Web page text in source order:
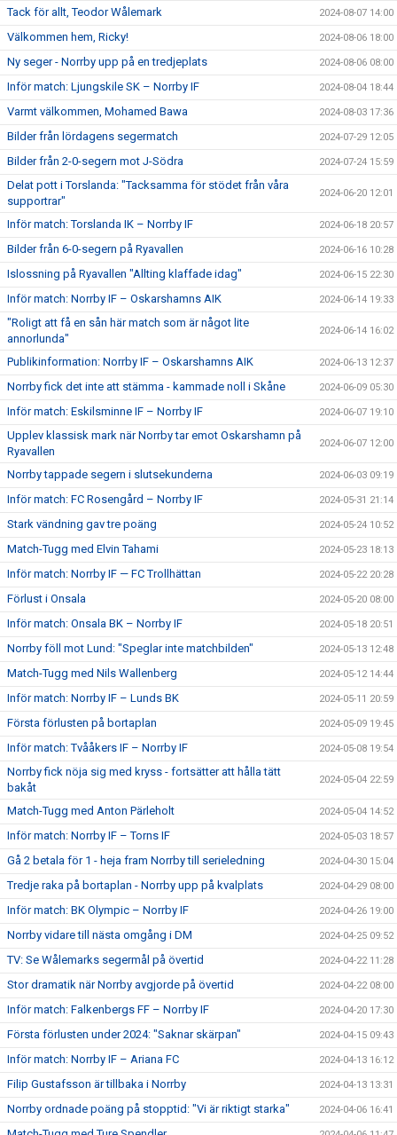
Tack för allt, Teodor Wålemark 2024-08-07 14:00
Välkommen hem, Ricky! 2024-08-06 18:00
Ny seger - Norrby upp på en tredjeplats 2024-08-06 08:00
Inför match: Ljungskile SK – Norrby IF 2024-08-04 18:44
Varmt välkommen, Mohamed Bawa 2024-08-03 17:36
Bilder från lördagens segermatch 2024-07-29 12:05
Bilder från 2-0-segern mot J-Södra 2024-07-24 15:59
Delat pott i Torslanda: "Tacksamma för stödet från våra
supportrar"
2024-06-20 12:01
Inför match: Torslanda IK – Norrby IF 2024-06-18 20:57
Bilder från 6-0-segern på Ryavallen 2024-06-16 10:28
Islossning på Ryavallen "Allting klaffade idag" 2024-06-15 22:30
Inför match: Norrby IF – Oskarshamns AIK 2024-06-14 19:33
"Roligt att få en sån här match som är något lite
annorlunda"
2024-06-14 16:02
Publikinformation: Norrby IF – Oskarshamns AIK 2024-06-13 12:37
Norrby fick det inte att stämma - kammade noll i Skåne 2024-06-09 05:30
Inför match: Eskilsminne IF – Norrby IF 2024-06-07 19:10
Upplev klassisk mark när Norrby tar emot Oskarshamn på
Ryavallen
2024-06-07 12:00
Norrby tappade segern i slutsekunderna 2024-06-03 09:19
Inför match: FC Rosengård – Norrby IF 2024-05-31 21:14
Stark vändning gav tre poäng 2024-05-24 10:52
Match-Tugg med Elvin Tahami 2024-05-23 18:13
Inför match: Norrby IF — FC Trollhättan 2024-05-22 20:28
Förlust i Onsala 2024-05-20 08:00
Inför match: Onsala BK – Norrby IF 2024-05-18 20:51
Norrby föll mot Lund: "Speglar inte matchbilden" 2024-05-13 12:48
Match-Tugg med Nils Wallenberg 2024-05-12 14:44
Inför match: Norrby IF – Lunds BK 2024-05-11 20:59
Första förlusten på bortaplan 2024-05-09 19:45
Inför match: Tvååkers IF – Norrby IF 2024-05-08 19:54
Norrby fick nöja sig med kryss - fortsätter att hålla tätt
bakåt
2024-05-04 22:59
Match-Tugg med Anton Pärleholt 2024-05-04 14:52
Inför match: Norrby IF – Torns IF 2024-05-03 18:57
Gå 2 betala för 1 - heja fram Norrby till serieledning 2024-04-30 15:04
Tredje raka på bortaplan - Norrby upp på kvalplats 2024-04-29 08:00
Inför match: BK Olympic – Norrby IF 2024-04-26 19:00
Norrby vidare till nästa omgång i DM 2024-04-25 09:52
TV: Se Wålemarks segermål på övertid 2024-04-22 11:28
Stor dramatik när Norrby avgjorde på övertid 2024-04-22 08:00
Inför match: Falkenbergs FF – Norrby IF 2024-04-20 17:30
Första förlusten under 2024: "Saknar skärpan" 2024-04-15 09:43
Inför match: Norrby IF – Ariana FC 2024-04-13 16:12
Filip Gustafsson är tillbaka i Norrby 2024-04-13 13:31
Norrby ordnade poäng på stopptid: "Vi är riktigt starka" 2024-04-06 16:41